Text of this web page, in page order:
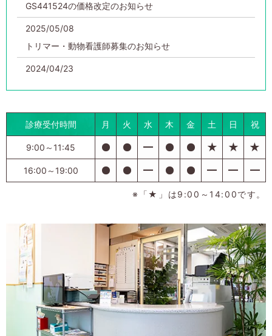
GS441524の価格改定のお知らせ
2025/05/08
トリマー・動物看護師募集のお知らせ
2024/04/23
レムデシビルおよびGS441524によるFIPの治療を行って
います
診療受付時間 月 火 水 木 金 土 日 祝
9:00～11:45
16:00～19:00
※「★」は9:00～14:00です。